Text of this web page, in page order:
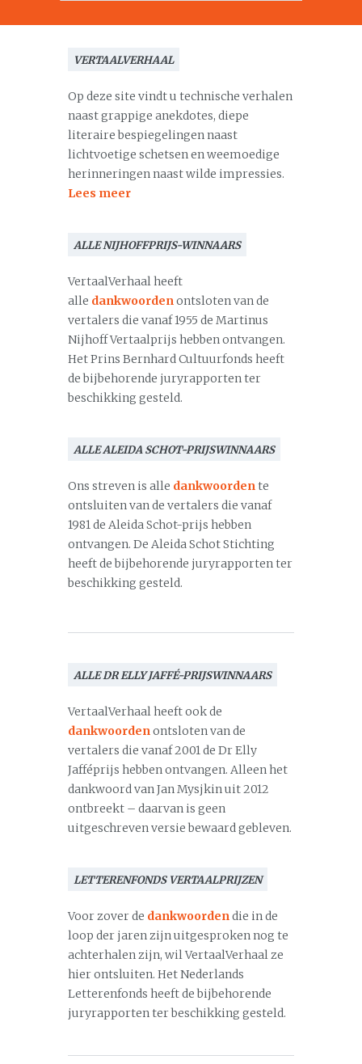
VERTAALVERHAAL
Op deze site vindt u technische verhalen
naast grappige anekdotes, diepe
literaire bespiegelingen naast
lichtvoetige schetsen en weemoedige
herinneringen naast wilde impressies.
Lees meer
ALLE NIJHOFFPRIJS-WINNAARS
VertaalVerhaal heeft
alle dankwoordenontsloten van de
vertalers die vanaf 1955 de Martinus
Nijhoff Vertaalprijs hebben ontvangen.
Het Prins Bernhard Cultuurfonds heeft
de bijbehorende juryrapporten ter
beschikking gesteld.
ALLE ALEIDA SCHOT-PRIJSWINNAARS
Ons streven is alle dankwoordente
ontsluiten van de vertalers die vanaf
1981 de Aleida Schot-prijs hebben
ontvangen. De Aleida Schot Stichting
heeft de bijbehorende juryrapporten ter
beschikking gesteld.
ALLE DR ELLY JAFFÉ-PRIJSWINNAARS
VertaalVerhaal heeft ook de
dankwoordenontsloten van de
vertalers die vanaf 2001 de Dr Elly
Jafféprijs hebben ontvangen. Alleen het
dankwoord van Jan Mysjkin uit 2012
ontbreekt – daarvan is geen
uitgeschreven versie bewaard gebleven.
LETTERENFONDS VERTAALPRIJZEN
Voor zover de dankwoordendie in de
loop der jaren zijn uitgesproken nog te
achterhalen zijn, wil VertaalVerhaal ze
hier ontsluiten. Het Nederlands
Letterenfonds heeft de bijbehorende
juryrapporten ter beschikking gesteld.